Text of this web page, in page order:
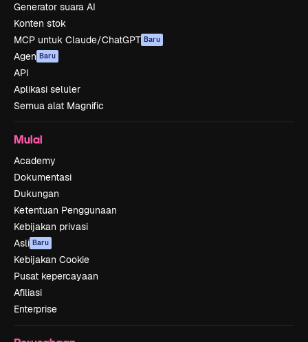
Generator suara AI
Konten stok
MCP untuk Claude/ChatGPT Baru
Agen Baru
API
Aplikasi seluler
Semua alat Magnific
Mulai
Academy
Dokumentasi
Dukungan
Ketentuan Penggunaan
Kebijakan privasi
Asli Baru
Kebijakan Cookie
Pusat kepercayaan
Afiliasi
Enterprise